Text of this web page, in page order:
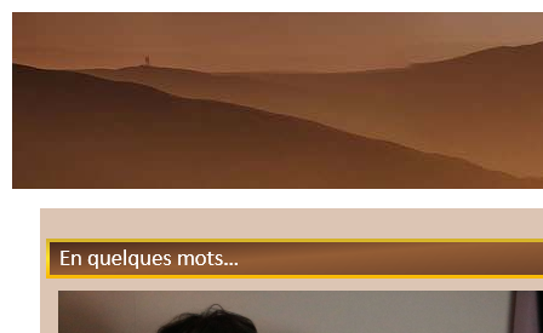
En quelques mots